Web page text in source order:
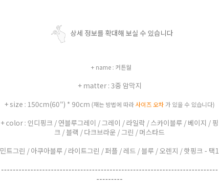
상세 정보를 확대해 보실 수 있습니다
+ name : 커튼월
+ matter : 3중 암막지
+ size : 150cm(60") * 90cm (재는 방법에 따라사이즈 오차 가 있을 수 있습니다)
+ color : 인디핑크 / 연블루그레이 / 그레이 / 라일락 / 스카이블루 / 베이지 / 핑
크 / 블랙 / 다크브라운 / 그린 / 머스타드
민트그린 / 아쿠아블루 / 라이트그린 / 퍼플 / 레드 / 블루 / 오렌지 / 핫핑크 - 택1
--------------------------------------------------------------------------
---------